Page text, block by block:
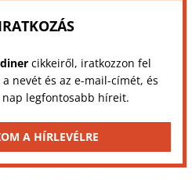
cikkeiről, iratkozzon fel
nevét és az e-mail-címét, és
legfontosabb híreit.
A HÍRLEVÉLRE